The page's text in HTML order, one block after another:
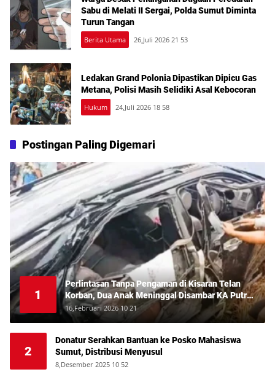
Sabu di Melati II Sergai, Polda Sumut Diminta
Turun Tangan
Berita Utama 26,Juli 2026 21 53
Ledakan Grand Polonia Dipastikan Dipicu Gas
Metana, Polisi Masih Selidiki Asal Kebocoran
Hukum 24,Juli 2026 18 58
Postingan Paling Digemari
1
Perlintasan Tanpa Pengaman di Kisaran Telan
Korban, Dua Anak Meninggal Disambar KA Putri
Deli
16,Februari 2026 10 21
2
Donatur Serahkan Bantuan ke Posko Mahasiswa
Sumut, Distribusi Menyusul
8,Desember 2025 10 52